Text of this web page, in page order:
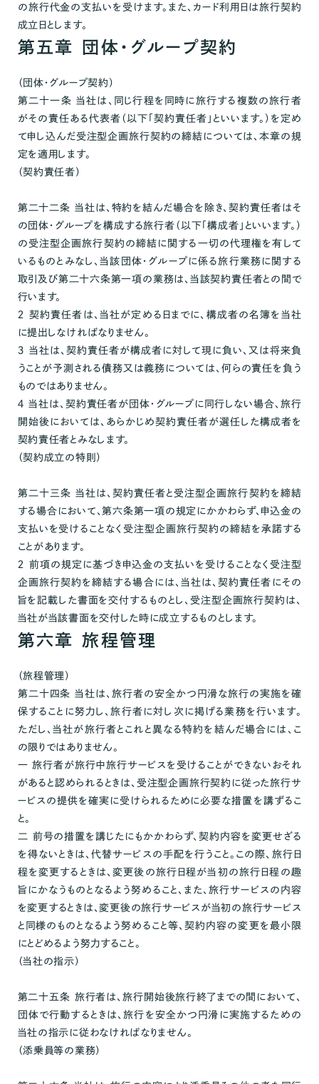
の旅行代金の支払いを受けます。また、カード利用日は旅行契約
成立日とします。
第五章 団体・グループ契約
（団体・グループ契約）
第二十一条 当社は、同じ行程を同時に旅行する複数の旅行者
がその責任ある代表者（以下「契約責任者」といいます。）を定め
て申し込んだ受注型企画旅行契約の締結については、本章の規
定を適用します。
（契約責任者）
第二十二条 当社は、特約を結んだ場合を除き、契約責任者はそ
の団体・グループを構成する旅行者（以下「構成者」といいます。）
の受注型企画旅行契約の締結に関する一切の代理権を有して
いるものとみなし、当該団体・グループに係る旅行業務に関する
取引及び第二十六条第一項の業務は、当該契約責任者との間で
行います。
２ 契約責任者は、当社が定める日までに、構成者の名簿を当社
に提出しなければなりません。
３ 当社は、契約責任者が構成者に対して現に負い、又は将来負
うことが予測される債務又は義務については、何らの責任を負う
ものではありません。
４ 当社は、契約責任者が団体・グループに同行しない場合、旅行
開始後においては、あらかじめ契約責任者が選任した構成者を
契約責任者とみなします。
（契約成立の特則）
第二十三条 当社は、契約責任者と受注型企画旅行契約を締結
する場合において、第六条第一項の規定にかかわらず、申込金の
支払いを受けることなく受注型企画旅行契約の締結を承諾する
ことがあります。
２ 前項の規定に基づき申込金の支払いを受けることなく受注型
企画旅行契約を締結する場合には、当社は、契約責任者にその
旨を記載した書面を交付するものとし、受注型企画旅行契約は、
当社が当該書面を交付した時に成立するものとします。
第六章 旅程管理
（旅程管理）
第二十四条 当社は、旅行者の安全かつ円滑な旅行の実施を確
保することに努力し、旅行者に対し次に掲げる業務を行います。
ただし、当社が旅行者とこれと異なる特約を結んだ場合には、こ
の限りではありません。
一 旅行者が旅行中旅行サービスを受けることができないおそれ
があると認められるときは、受注型企画旅行契約に従った旅行サ
ービスの提供を確実に受けられるために必要な措置を講ずるこ
と。
二 前号の措置を講じたにもかかわらず、契約内容を変更せざる
を得ないときは、代替サービスの手配を行うこと。この際、旅行日
程を変更するときは、変更後の旅行日程が当初の旅行日程の趣
旨にかなうものとなるよう努めること、また、旅行サービスの内容
を変更するときは、変更後の旅行サービスが当初の旅行サービス
と同様のものとなるよう努めること等、契約内容の変更を最小限
にとどめるよう努力すること。
（当社の指示）
第二十五条 旅行者は、旅行開始後旅行終了までの間において、
団体で行動するときは、旅行を安全かつ円滑に実施するための
当社の指示に従わなければなりません。
（添乗員等の業務）